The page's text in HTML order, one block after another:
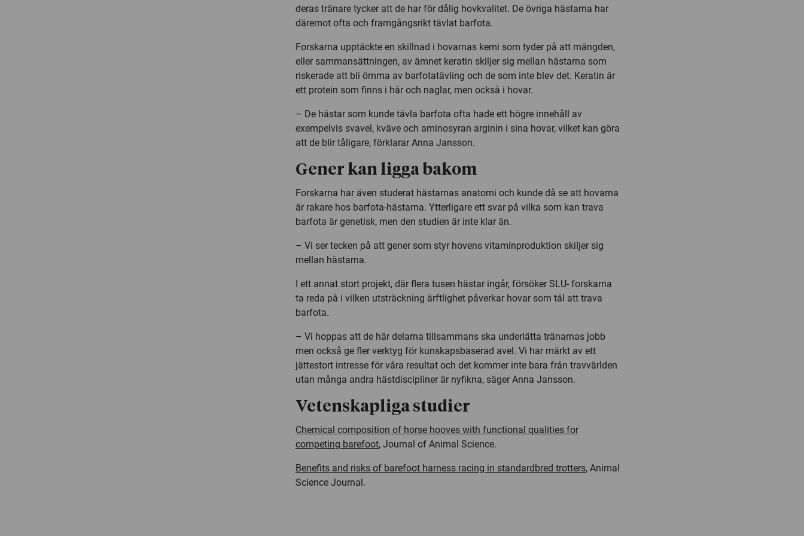
deras tränare tycker att de har för dålig hovkvalitet. De övriga hästarna har
däremot ofta och framgångsrikt tävlat barfota.
Forskarna upptäckte en skillnad i hovarnas kemi som tyder på att mängden,
eller sammansättningen, av ämnet keratin skiljer sig mellan hästarna som
riskerade att bli ömma av barfotatävling och de som inte blev det. Keratin är
ett protein som finns i hår och naglar, men också i hovar.
– De hästar som kunde tävla barfota ofta hade ett högre innehåll av
exempelvis svavel, kväve och aminosyran arginin i sina hovar, vilket kan göra
att de blir tåligare, förklarar Anna Jansson.
Gener kan ligga bakom
Forskarna har även studerat hästarnas anatomi och kunde då se att hovarna
är rakare hos barfota-hästarna. Ytterligare ett svar på vilka som kan trava
barfota är genetisk, men den studien är inte klar än.
– Vi ser tecken på att gener som styr hovens vitaminproduktion skiljer sig
mellan hästarna.
I ett annat stort projekt, där flera tusen hästar ingår, försöker SLU- forskarna
ta reda på i vilken utsträckning ärftlighet påverkar hovar som tål att trava
barfota.
– Vi hoppas att de här delarna tillsammans ska underlätta tränarnas jobb
men också ge fler verktyg för kunskapsbaserad avel. Vi har märkt av ett
jättestort intresse för våra resultat och det kommer inte bara från travvärlden
utan många andra hästdiscipliner är nyfikna, säger Anna Jansson.
Vetenskapliga studier
Chemical composition of horse hooves with functional qualities for
competing barefoot, Journal of Animal Science.
Benefits and risks of barefoot harness racing in standardbred trotters, Animal
Science Journal.